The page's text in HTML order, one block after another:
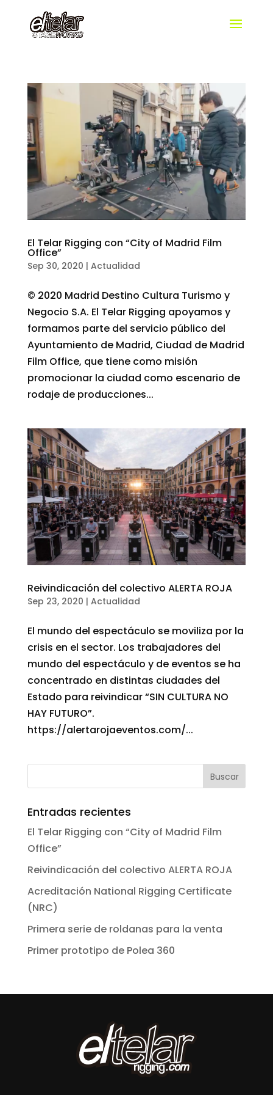
El Telar Rigging con “City of Madrid Film
Office”
Sep 30, 2020 | Actualidad
© 2020 Madrid Destino Cultura Turismo y
Negocio S.A. El Telar Rigging apoyamos y
formamos parte del servicio público del
Ayuntamiento de Madrid, Ciudad de Madrid
Film Office, que tiene como misión
promocionar la ciudad como escenario de
rodaje de producciones...
Reivindicación del colectivo ALERTA ROJA
Sep 23, 2020 | Actualidad
El mundo del espectáculo se moviliza por la
crisis en el sector. Los trabajadores del
mundo del espectáculo y de eventos se ha
concentrado en distintas ciudades del
Estado para reivindicar “SIN CULTURA NO
HAY FUTURO”.
https://alertarojaeventos.com/...
Entradas recientes
El Telar Rigging con “City of Madrid Film
Office”
Reivindicación del colectivo ALERTA ROJA
Acreditación National Rigging Certificate
(NRC)
Primera serie de roldanas para la venta
Primer prototipo de Polea 360